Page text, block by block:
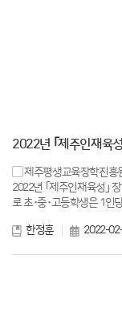
2022년 ｢제주인재육
▢ 제주평생교육장학진흥
2022년 ｢제주인재육성｣ 장학생을 모집한다. ▢
로 초･중･고등학생은 1인
한정훈
2022-